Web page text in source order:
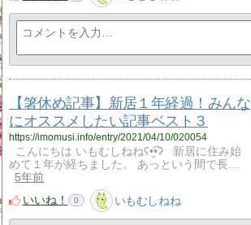
【箸休め記事】新居１年経過！みんな
にオススメしたい記事ベスト３
https://imomusi.info/entry/2021/04/10/020054
こんにちは いもむしねねʕ•̫͡•ʔ 新居に住み始
めて１年が経ちました。 あっという間で長…
5年前
いいね！
0 いもむしねね